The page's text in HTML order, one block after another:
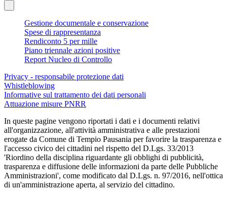
Gestione documentale e conservazione
Spese di rappresentanza
Rendiconto 5 per mille
Piano triennale azioni positive
Report Nucleo di Controllo
Privacy - responsabile protezione dati
Whistleblowing
Informative sul trattamento dei dati personali
Attuazione misure PNRR
In queste pagine vengono riportati i dati e i documenti relativi
all'organizzazione, all'attività amministrativa e alle prestazioni
erogate da Comune di Tempio Pausania per favorire la trasparenza e
l'accesso civico dei cittadini nel rispetto del D.Lgs. 33/2013
'Riordino della disciplina riguardante gli obblighi di pubblicità,
trasparenza e diffusione delle informazioni da parte delle Pubbliche
Amministrazioni', come modificato dal D.Lgs. n. 97/2016, nell'ottica
di un'amministrazione aperta, al servizio del cittadino.